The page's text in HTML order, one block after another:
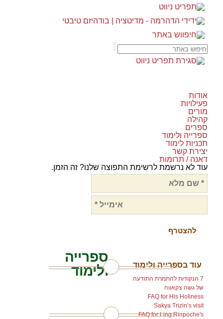
אודות
פעילויות
מורים
קהילה
ספרים
ספרייה ולימוד
תכניות לימוד
יצירת קשר
דאנה / תרומות
עוד לא נרשמת לרשימת התפוצה שלנו? זה הזמן.
עוד בספרייה ולימוד
7 הנקודות להתמרת התודעה
של גשה צקאווה
FAQ for His Holiness
Sakya Trizin’s visit
FAQ for Ling Rinpoche's
ספרייה
ולימוד